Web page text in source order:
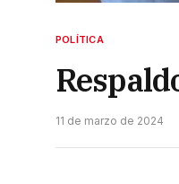
POLÍTICA
11 de marzo de 2024